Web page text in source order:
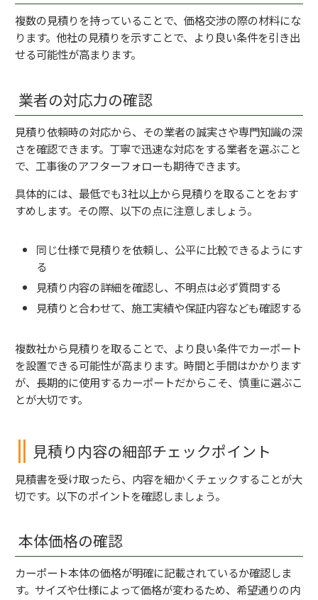
複数の見積りを持っていることで、価格交渉の際の材料にな
ります。他社の見積りを示すことで、より良い条件を引き出
せる可能性が高まります。
業者の対応力の確認
見積り依頼時の対応から、その業者の誠実さや専門知識の深
さを確認できます。丁寧で迅速な対応をする業者を選ぶこと
で、工事後のアフターフォローも期待できます。
具体的には、最低でも3社以上から見積りを取ることをおす
すめします。その際、以下の点に注意しましょう。
同じ仕様で見積りを依頼し、公平に比較できるようにす
る
見積り内容の詳細を確認し、不明点は必ず質問する
見積りと合わせて、施工実績や保証内容なども確認する
複数社から見積りを取ることで、より良い条件でカーポート
を設置できる可能性が高まります。時間と手間はかかります
が、長期的に使用するカーポートだからこそ、慎重に選ぶこ
とが大切です。
見積り内容の細部チェックポイント
見積書を受け取ったら、内容を細かくチェックすることが大
切です。以下のポイントを確認しましょう。
本体価格の確認
カーポート本体の価格が明確に記載されているか確認しま
す。サイズや仕様によって価格が変わるため、希望通りの内